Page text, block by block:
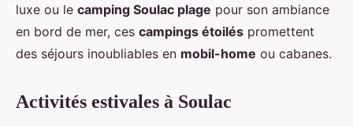
luxe ou le camping Soulac plage pour son ambiance
en bord de mer, ces campings étoilés promettent
des séjours inoubliables en mobil-home ou cabanes.
Activités estivales à Soulac